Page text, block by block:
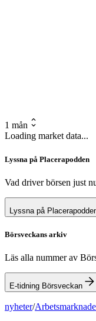
1 mån
Loading market data...
Lyssna på Placerapodden
Vad driver börsen just
Lyssna på
Börsveckans arkiv
Läs alla nummer av
E-tidning Börsveckan
nyheter/